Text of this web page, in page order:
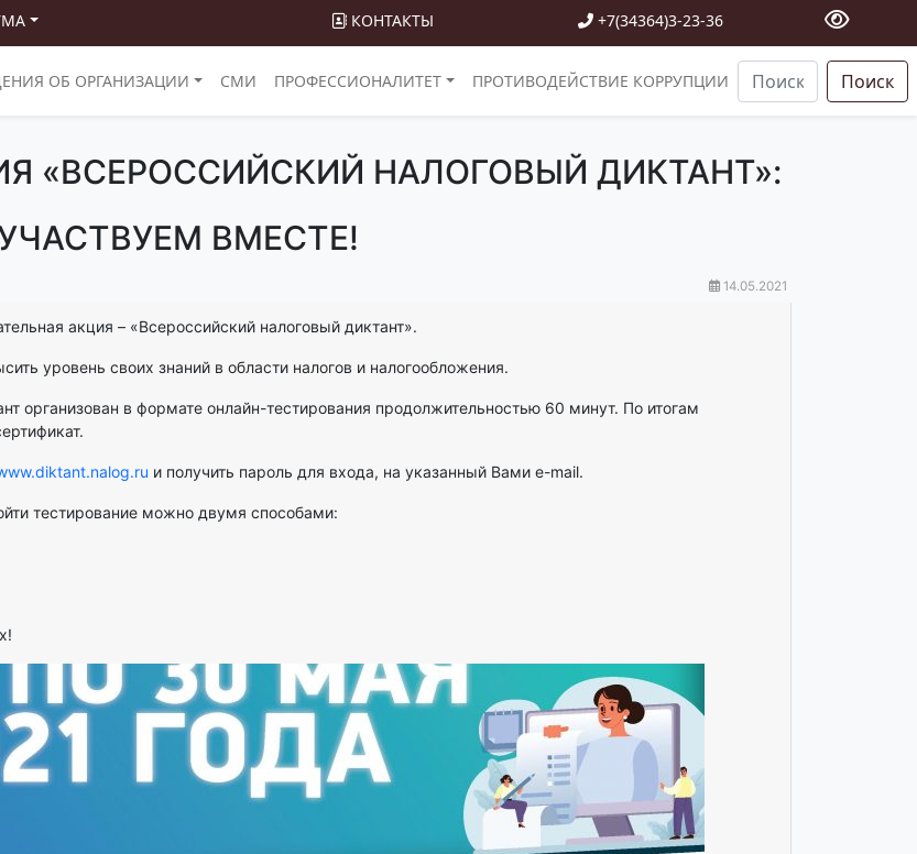
КОНТАКТЫ +7(34364)3-23-36
ОБ ОРГАНИЗАЦИИ СМИ ПРОФЕССИОНАЛИТЕТ ПРОТИВОДЕЙСТВИЕ КОРРУПЦИИ Поиск
«ВСЕРОССИЙСКИЙ НАЛОГОВЫЙ ДИКТАНТ»:
ВМЕСТЕ!
14.05.2021
акция – «Всероссийский налоговый диктант».
уровень своих знаний в области налогов и налогообложения.
организован в формате онлайн-тестирования продолжительностью 60 минут. По итогам
и получить пароль для входа, на указанный Вами e-mail.
тестирование можно двумя способами: